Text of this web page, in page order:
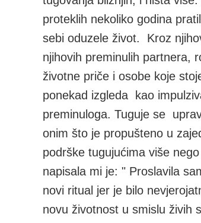
proteklih nekoliko godina
sebi oduzele život. Kroz
njihovih preminulih partnera,
životne priče i osobe koje
ponekad izgleda kao
preminuloga. Tuguje se
onim što je propušteno u
podrške tugujućima više
napisala mi je: " Proslavila
novi ritual jer je bilo
novu životnost u smislu živih